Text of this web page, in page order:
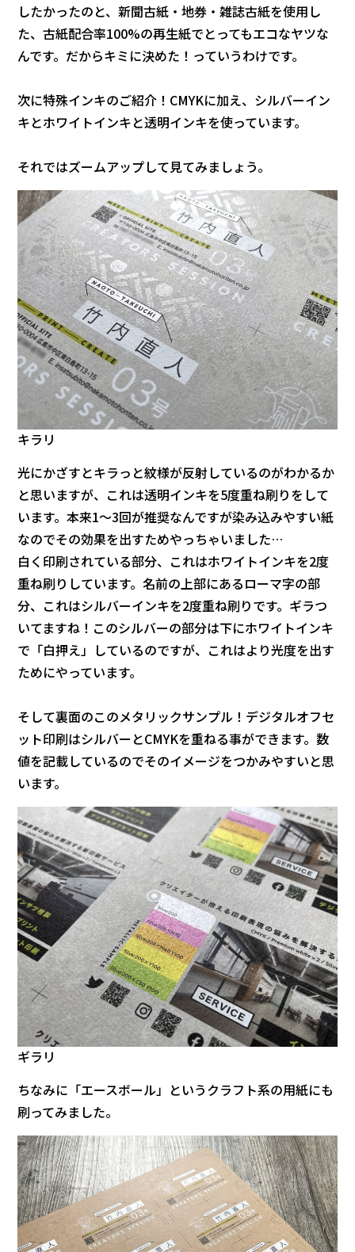
したかったのと、新聞古紙・地券・雑誌古紙を使用し
た、古紙配合率100%の再生紙でとってもエコなヤツな
んです。だからキミに決めた！っていうわけです。
次に特殊インキのご紹介！CMYKに加え、シルバーイン
キとホワイトインキと透明インキを使っています。
それではズームアップして見てみましょう。
キラリ
光にかざすとキラっと紋様が反射しているのがわかるか
と思いますが、これは透明インキを5度重ね刷りをして
います。本来1〜3回が推奨なんですが染み込みやすい紙
なのでその効果を出すためやっちゃいました…
白く印刷されている部分、これはホワイトインキを2度
重ね刷りしています。名前の上部にあるローマ字の部
分、これはシルバーインキを2度重ね刷りです。ギラつ
いてますね！このシルバーの部分は下にホワイトインキ
で「白押え」しているのですが、これはより光度を出す
ためにやっています。
そして裏面のこのメタリックサンプル！デジタルオフセ
ット印刷はシルバーとCMYKを重ねる事ができます。数
値を記載しているのでそのイメージをつかみやすいと思
います。
ギラリ
ちなみに「エースボール」というクラフト系の用紙にも
刷ってみました。